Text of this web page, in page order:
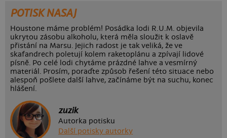
POTISK NASAJ
Houstone máme problém! Posádka lodi R.U.M. objevila
ukrytou zásobu alkoholu, která měla sloužit k oslavě
přistání na Marsu. Jejich radost je tak veliká, že ve
skafandrech poletují kolem raketoplánu a zpívají lidové
písně. Po celé lodi chytáme prázdné lahve a vesmírný
materiál. Prosím, poraďte způsob řešení této situace nebo
alespoň pošlete další lahve, začínáme být na suchu, konec
hlášení.
zuzik
Autorka potisku
Další potisky autorky